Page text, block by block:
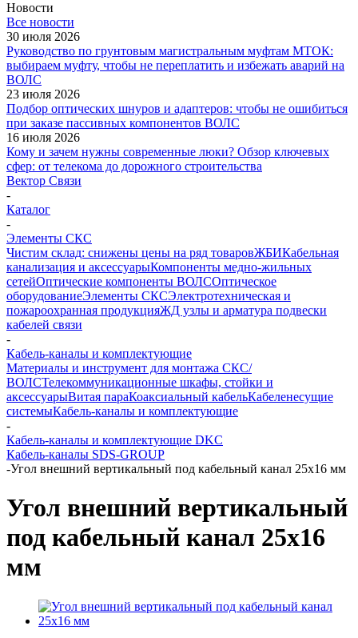
Новости
Все новости
30 июля 2026
Руководство по грунтовым магистральным муфтам МТОК:
выбираем муфту, чтобы не переплатить и избежать аварий на
ВОЛС
23 июля 2026
Подбор оптических шнуров и адаптеров: чтобы не ошибиться
при заказе пассивных компонентов ВОЛС
16 июля 2026
Кому и зачем нужны современные люки? Обзор ключевых
сфер: от телекома до дорожного строительства
Вектор Связи
-
Каталог
-
Элементы СКС
Чистим склад: снижены цены на ряд товаровЖБИКабельная
канализация и аксессуарыКомпоненты медно-жильных
сетейОптические компоненты ВОЛСОптическое
оборудованиеЭлементы СКСЭлектротехническая и
пожароохранная продукцияЖД узлы и арматура подвески
кабелей связи
-
Кабель-каналы и комплектующие
Материалы и инструмент для монтажа СКС/
ВОЛСТелекоммуникационные шкафы, стойки и
аксессуарыВитая параКоаксиальный кабельКабеленесущие
системыКабель-каналы и комплектующие
-
Кабель-каналы и комплектующие DKC
Кабель-каналы SDS-GROUP
-Угол внешний вертикальный под кабельный канал 25х16 мм
Угол внешний вертикальный
под кабельный канал 25х16
мм